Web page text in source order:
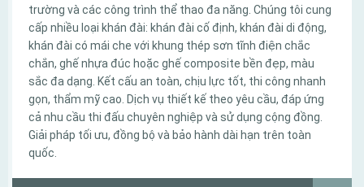
trường và các công trình thể thao đa năng. Chúng tôi cung
cấp nhiều loại khán đài: khán đài cố định, khán đài di động,
khán đài có mái che với khung thép sơn tĩnh điện chắc
chắn, ghế nhựa đúc hoặc ghế composite bền đẹp, màu
sắc đa dạng. Kết cấu an toàn, chịu lực tốt, thi công nhanh
gọn, thẩm mỹ cao. Dịch vụ thiết kế theo yêu cầu, đáp ứng
cả nhu cầu thi đấu chuyên nghiệp và sử dụng cộng đồng.
Giải pháp tối ưu, đồng bộ và bảo hành dài hạn trên toàn
quốc.